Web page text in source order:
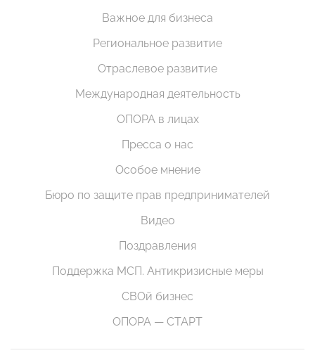
Важное для бизнеса
Региональное развитие
Отраслевое развитие
Международная деятельность
ОПОРА в лицах
Пресса о нас
Особое мнение
Бюро по защите прав предпринимателей
Видео
Поздравления
Поддержка МСП. Антикризисные меры
СВОй бизнес
ОПОРА — СТАРТ